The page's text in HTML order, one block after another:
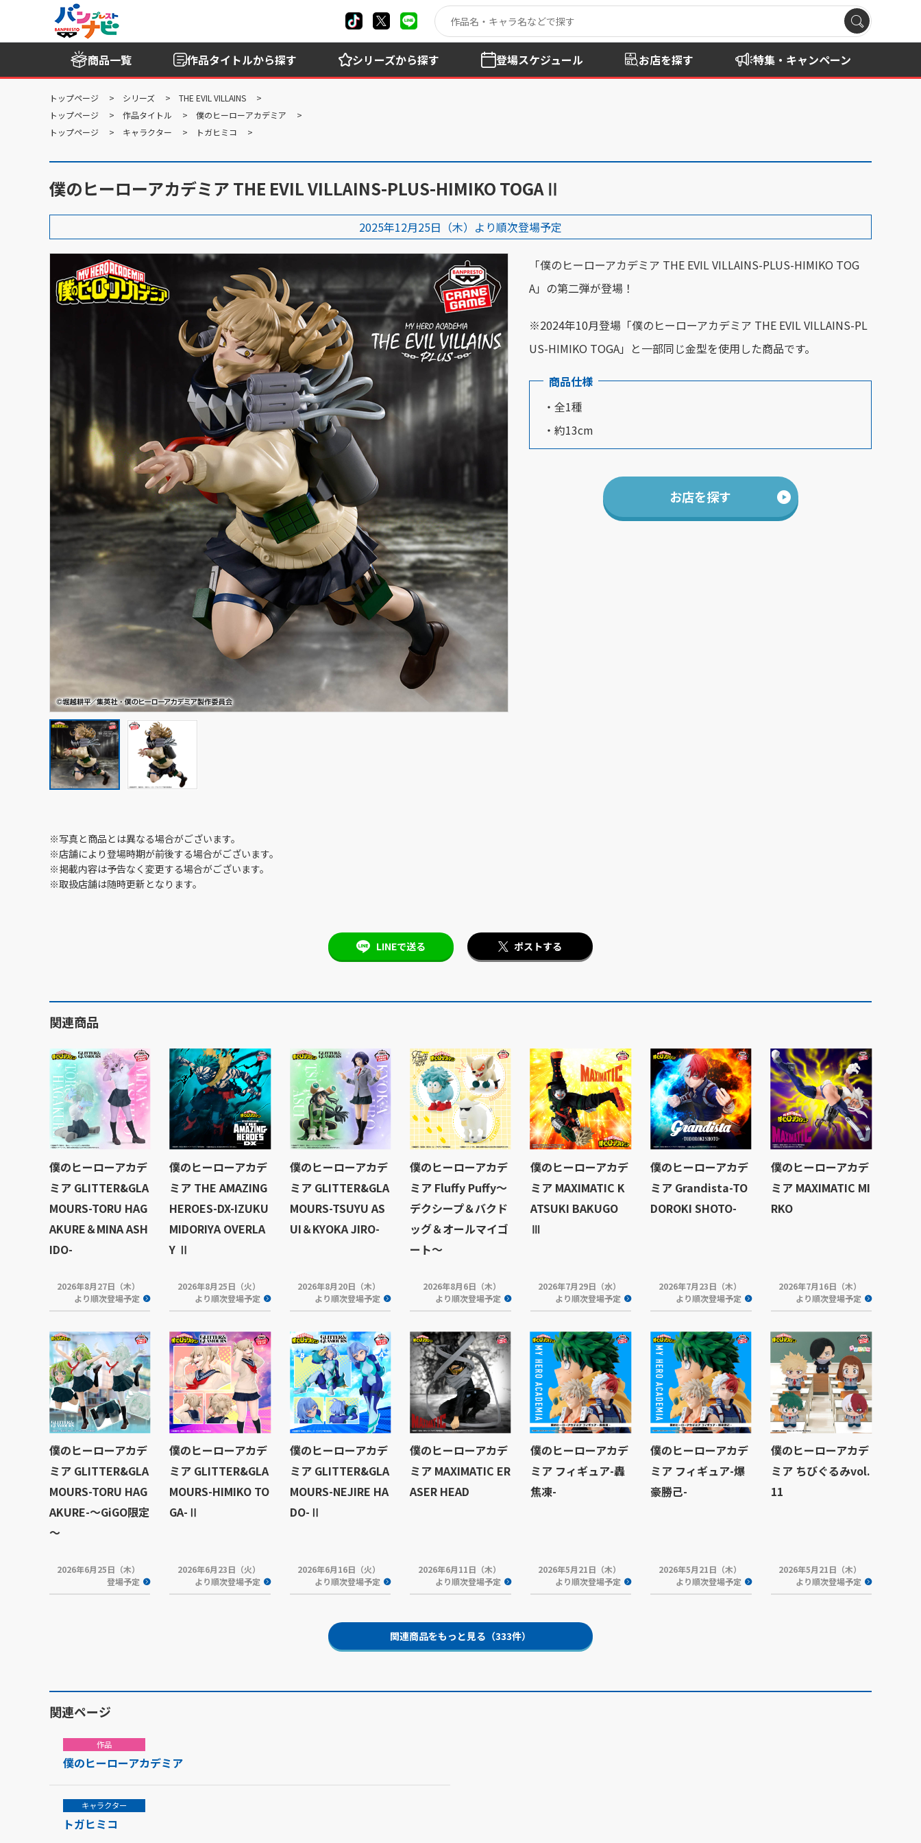
商品一覧 作品タイトルから探す シリーズから探す 登場スケジュール お店を探す 特集・キャンペーン
トップページ シリーズ
THE EVIL VILLAINS
トップページ
作品タイトル
僕のヒーローアカデミア
トップページ
キャラクター トガヒミコ
僕のヒーローアカデミア THE EVIL VILLAINS-PLUS-HIMIKO TOGAⅡ
2025年12月25日（木）より順次登場予定
「僕のヒーローアカデミア THE EVIL VILLAINS-PLUS-HIMIKO TOG
A」の第二弾が登場！
※2024年10月登場「僕のヒーローアカデミア THE EVIL VILLAINS-PL
US-HIMIKO TOGA」と一部同じ金型を使用した商品です。
商品仕様
・全1種
・約13cm
お店を探す
※写真と商品とは異なる場合がございます。
※店舗により登場時期が前後する場合がございます。
※掲載内容は予告なく変更する場合がございます。
※取扱店舗は随時更新となります。
LINEで送る ポストする
関連商品
僕のヒーローアカデ
ミア GLITTER&GLA
MOURS-TORU HAG
AKURE＆MINA ASH
IDO-
2026年8月27日（木）
より順次登場予定
僕のヒーローアカデ
ミア THE AMAZING
HEROES-DX-IZUKU
MIDORIYA OVERLA
Y Ⅱ
2026年8月25日（火）
より順次登場予定
僕のヒーローアカデ
ミア GLITTER&GLA
MOURS-TSUYU AS
UI＆KYOKA JIRO-
2026年8月20日（木）
より順次登場予定
僕のヒーローアカデ
ミア Fluffy Puffy～
デクシープ＆バクド
ッグ＆オールマイゴ
ート～
2026年8月6日（木）
より順次登場予定
僕のヒーローアカデ
ミア MAXIMATIC K
ATSUKI BAKUGO
Ⅲ
2026年7月29日（水）
より順次登場予定
僕のヒーローアカデ
ミア Grandista-TO
DOROKI SHOTO-
2026年7月23日（木）
より順次登場予定
僕のヒーローアカデ
ミア MAXIMATIC MI
RKO
2026年7月16日（木）
より順次登場予定
僕のヒーローアカデ
ミア GLITTER&GLA
MOURS-TORU HAG
AKURE-～GiGO限定
～
2026年6月25日（木）
登場予定
僕のヒーローアカデ
ミア GLITTER&GLA
MOURS-HIMIKO TO
GA-Ⅱ
2026年6月23日（火）
より順次登場予定
僕のヒーローアカデ
ミア GLITTER&GLA
MOURS-NEJIRE HA
DO-Ⅱ
2026年6月16日（火）
より順次登場予定
僕のヒーローアカデ
ミア MAXIMATIC ER
ASER HEAD
2026年6月11日（木）
より順次登場予定
僕のヒーローアカデ
ミア フィギュア-轟
焦凍-
2026年5月21日（木）
より順次登場予定
僕のヒーローアカデ
ミア フィギュア-爆
豪勝己-
2026年5月21日（木）
より順次登場予定
僕のヒーローアカデ
ミア ちびぐるみvol.
11
2026年5月21日（木）
より順次登場予定
関連商品をもっと見る（333件）
関連ページ
作品
僕のヒーローアカデミア
キャラクター
トガヒミコ